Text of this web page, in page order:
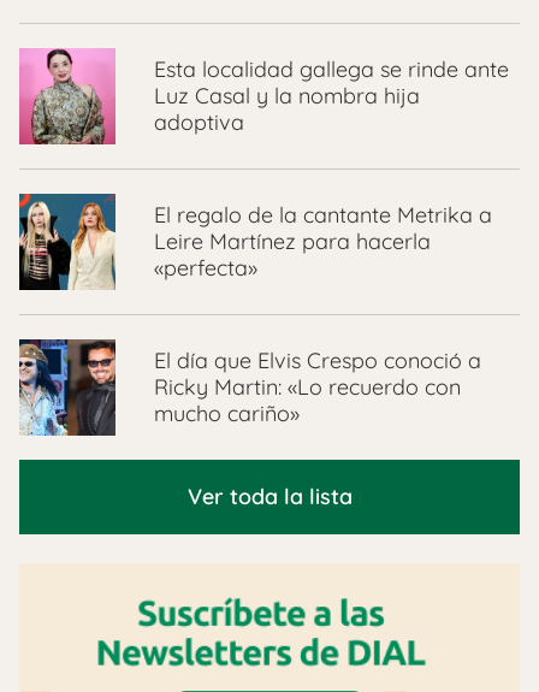
Esta localidad gallega se rinde ante
Luz Casal y la nombra hija
adoptiva
El regalo de la cantante Metrika a
Leire Martínez para hacerla
«perfecta»
El día que Elvis Crespo conoció a
Ricky Martin: «Lo recuerdo con
mucho cariño»
Ver toda la lista